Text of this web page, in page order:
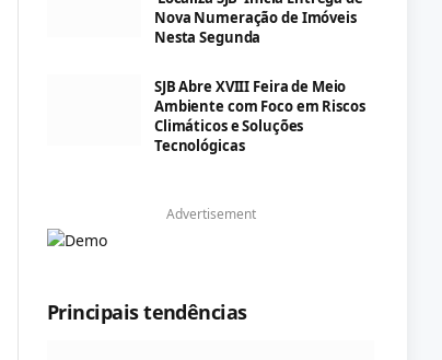
Nova Numeração de Imóveis
Nesta Segunda
SJB Abre XVIII Feira de Meio
Ambiente com Foco em Riscos
Climáticos e Soluções
Tecnológicas
Advertisement
Principais tendências